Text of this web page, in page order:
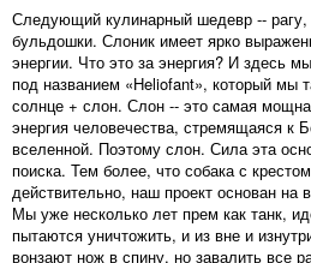
Следующий кулинарный шедевр -- рагу,
бульдошки. Слоник имеет ярко
энергии. Что это за энергия? И здесь
под названием «Heliofant», который мы
солнце + слон. Слон -- это самая
энергия человечества, стремящаяся к
вселенной. Поэтому слон. Сила эта
поиска. Тем более, что собака с
действительно, наш проект основан
Мы уже несколько лет прем как танк,
пытаются уничтожить, и из вне и
вонзают нож в спину, но завалить все